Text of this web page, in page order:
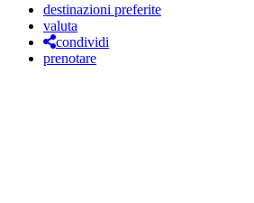
destinazioni preferite
valuta
condividi
prenotare